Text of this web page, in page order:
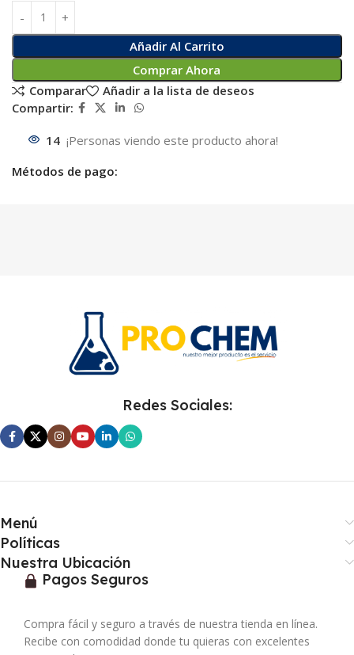
Añadir Al Carrito
Comprar Ahora
Comparar
Añadir a la lista de deseos
Compartir:
14 ¡Personas viendo este producto ahora!
Métodos de pago:
Redes Sociales:
Menú
Políticas
Nuestra Ubicación
Pagos Seguros
Compra fácil y seguro a través de nuestra tienda en línea.
Recibe con comodidad donde tu quieras con excelentes